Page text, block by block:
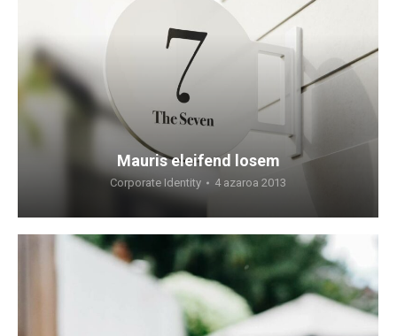
Mauris eleifend losem
Corporate Identity 4 azaroa 2013